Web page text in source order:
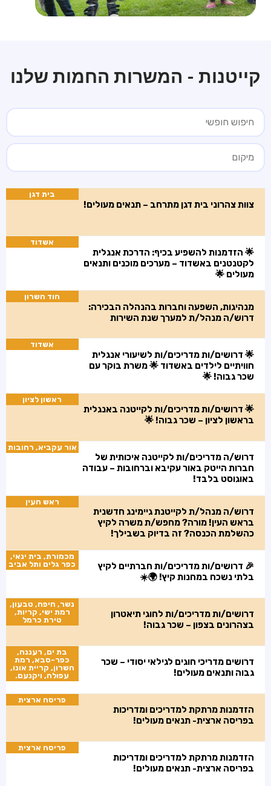
קייטנות - המשרות החמות שלנו
צוות צהרוני בית דגן מתרחב – תנאים מעולים!
בית דגן
🌟 הזדמנות להשפיע בכיף: הדרכת אנגלית
לקטנטנים באשדוד – מערכים מוכנים ותנאים
מעולים 🌟
אשדוד
מנהיגות, השפעה וחברות בהנהלה הבכירה:
דרוש/ה מנהל/ת למערך שנת השירות
הוד השרון
🌟 דרושים/ות מדריכים/ות לשיעורי אנגלית
חוויתיים לילדים באשדוד 🌟 משרת בוקר עם
שכר גבוה! 🌟
אשדוד
🌟 דרושים/ות מדריכים/ות לקייטנה באנגלית
בראשון לציון – שכר גבוה! 🌟
ראשון לציון
דרוש/ה מדריכים/ות לקייטנה איכותית של
חברות הייטק באור עקיבא וברחובות – עבודה
באוגוסט בלבד!
אור עקביא, רחובות
דרוש/ה מנהל/ת לקייטנת גיימינג חדשנית
בראש העין! מורה? מחפש/ת משרה לקיץ
כהשלמת הכנסה? זה בדיוק בשבילך!
ראש העין
🎉 דרושים/ות מדריכים/ות חברתיים לקיץ
בלתי נשכח במחנות קיץ! 🌍☀️
מכמורת, בית ינאי,
כפר גלים ותל אביב
דרושים/ות מדריכים/ות לחוגי תיאטרון
בצהרונים בצפון – שכר גבוה!
נשר, חיפה, טבעון,
רמת ישי, קריות,
טירת כרמל
דרושים מדריכי חוגים לגילאי יסודי – שכר
גבוה ותנאים מעולים!
בת ים, רעננה,
כפר-סבא, רמת
השרון, קריית אונו,
עפולה, ויקנעם.
הזדמנות מרתקת למדריכים ומדריכות
בפריסה ארצית- תנאים מעולים!
פריסה ארצית
הזדמנות מרתקת למדריכים ומדריכות
בפריסה ארצית- תנאים מעולים!
פריסה ארצית